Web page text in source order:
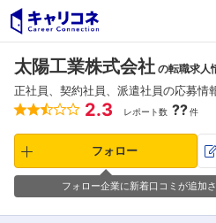
太陽工業株式会社 の転職求人
正社員、契約社員、派遣社員の応募情
2.3 レポート数 ??件
フォロー
フォロー企業に新着口コミが追加